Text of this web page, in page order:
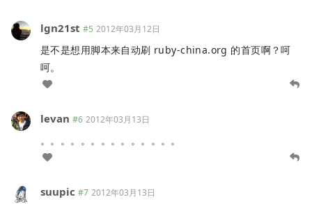
lgn21st #5 2012年03月12日
是不是想用脚本来自动刷 ruby-china.org 的首页啊？呵
呵。
levan #6 2012年03月13日
。。。。。。。。。。。。。。
suupic #7 2012年03月13日